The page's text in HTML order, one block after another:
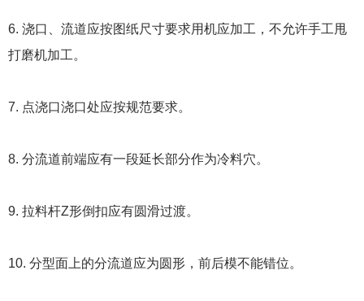
6. 浇口、流道应按图纸尺寸要求用机应加工，不允许手工甩
打磨机加工。
7. 点浇口浇口处应按规范要求。
8. 分流道前端应有一段延长部分作为冷料穴。
9. 拉料杆Z形倒扣应有圆滑过渡。
10. 分型面上的分流道应为圆形，前后模不能错位。